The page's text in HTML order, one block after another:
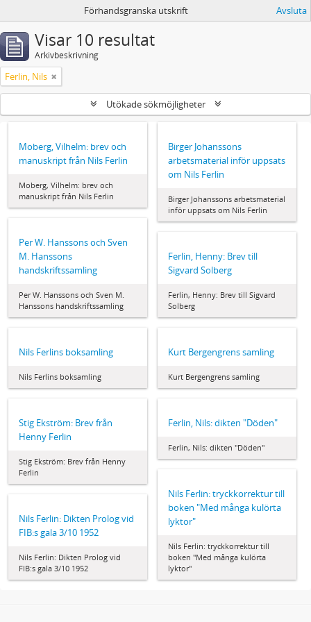
Förhandsgranska utskrift Avsluta
Visar 10 resultat
Arkivbeskrivning
Ferlin, Nils
Utökade sökmöjligheter
Moberg, Vilhelm: brev och
manuskript från Nils Ferlin
Moberg, Vilhelm: brev och
manuskript från Nils Ferlin
Birger Johanssons
arbetsmaterial inför uppsats
om Nils Ferlin
Birger Johanssons arbetsmaterial
inför uppsats om Nils Ferlin
Per W. Hanssons och Sven
M. Hanssons
handskriftssamling
Per W. Hanssons och Sven M.
Hanssons handskriftssamling
Ferlin, Henny: Brev till
Sigvard Solberg
Ferlin, Henny: Brev till Sigvard
Solberg
Nils Ferlins boksamling
Nils Ferlins boksamling
Kurt Bergengrens samling
Kurt Bergengrens samling
Stig Ekström: Brev från
Henny Ferlin
Stig Ekström: Brev från Henny
Ferlin
Ferlin, Nils: dikten "Döden"
Ferlin, Nils: dikten "Döden"
Nils Ferlin: tryckkorrektur till
boken "Med många kulörta
lyktor"
Nils Ferlin: tryckkorrektur till
boken "Med många kulörta
lyktor"
Nils Ferlin: Dikten Prolog vid
FIB:s gala 3/10 1952
Nils Ferlin: Dikten Prolog vid
FIB:s gala 3/10 1952